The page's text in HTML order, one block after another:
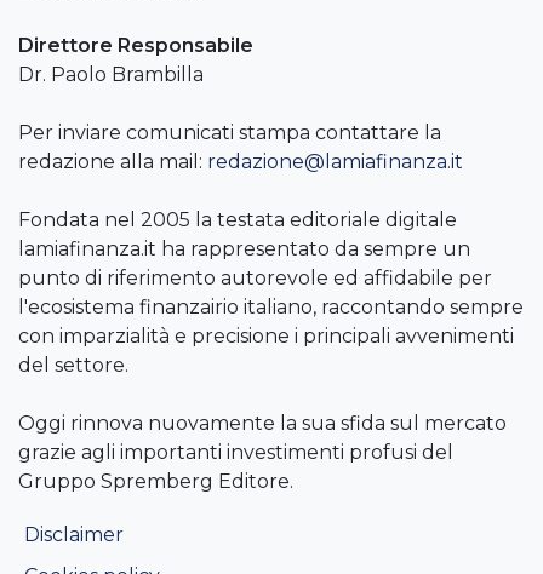
Direttore Responsabile
Dr. Paolo Brambilla
Per inviare comunicati stampa contattare la
redazione alla mail: redazione@lamiafinanza.it
Fondata nel 2005 la testata editoriale digitale
lamiafinanza.it ha rappresentato da sempre un
punto di riferimento autorevole ed affidabile per
l'ecosistema finanzairio italiano, raccontando sempre
con imparzialità e precisione i principali avvenimenti
del settore.
Oggi rinnova nuovamente la sua sfida sul mercato
grazie agli importanti investimenti profusi del
Gruppo Spremberg Editore.
Disclaimer